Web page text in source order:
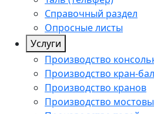
Справочный раздел
Опросные листы
Услуги
Производство
Производство кран-
Производство кранов
Производство